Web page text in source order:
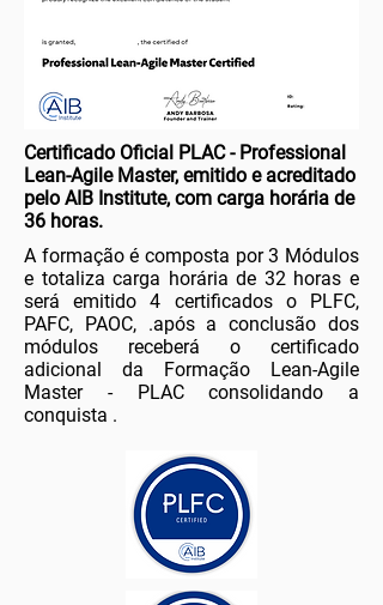
Certificado Oficial PLAC - Professional
Lean-Agile Master, emitido e acreditado
pelo AIB Institute, com carga horária de
36 horas.
A formação é composta por 3 Módulos
e totaliza carga horária de 32 horas e
será emitido 4 certificados o PLFC,
PAFC, PAOC, .após a conclusão dos
módulos receberá o certificado
adicional da Formação Lean-Agile
Master - PLAC consolidando a
conquista .